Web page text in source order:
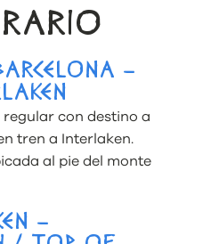
–
regular con destino a
tren a Interlaken.
al pie del monte
–